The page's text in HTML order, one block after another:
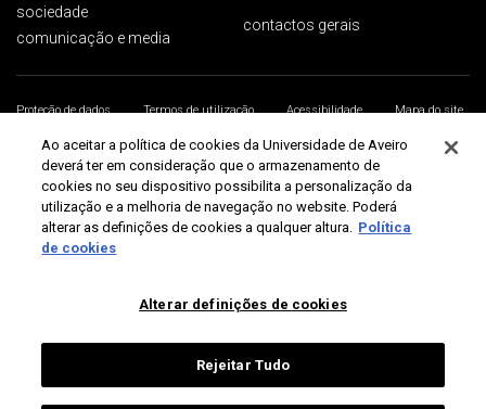
sociedade
comunicação e media
contactos gerais
Proteção de dados Termos de utilização Acessibilidade
Mapa do site
Universidade de Aveiro 2026
Ao aceitar a política de cookies da Universidade de Aveiro
deverá ter em consideração que o armazenamento de
cookies no seu dispositivo possibilita a personalização da
utilização e a melhoria de navegação no website. Poderá
alterar as definições de cookies a qualquer altura. Política
de cookies
Alterar definições de cookies
Rejeitar Tudo